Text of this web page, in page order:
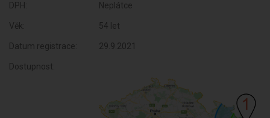
DPH: Neplátce
Věk: 54 let
Datum registrace: 29.9.2021
Dostupnost: